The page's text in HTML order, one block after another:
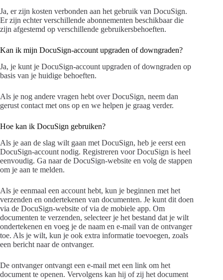
Ja, er zijn kosten verbonden aan het gebruik van DocuSign.
Er zijn echter verschillende abonnementen beschikbaar die
zijn afgestemd op verschillende gebruikersbehoeften.
Kan ik mijn DocuSign-account upgraden of downgraden?
Ja, je kunt je DocuSign-account upgraden of downgraden op
basis van je huidige behoeften.
Als je nog andere vragen hebt over DocuSign, neem dan
gerust contact met ons op en we helpen je graag verder.
Hoe kan ik DocuSign gebruiken?
Als je aan de slag wilt gaan met DocuSign, heb je eerst een
DocuSign-account nodig. Registreren voor DocuSign is heel
eenvoudig. Ga naar de DocuSign-website en volg de stappen
om je aan te melden.
Als je eenmaal een account hebt, kun je beginnen met het
verzenden en ondertekenen van documenten. Je kunt dit doen
via de DocuSign-website of via de mobiele app. Om
documenten te verzenden, selecteer je het bestand dat je wilt
ondertekenen en voeg je de naam en e-mail van de ontvanger
toe. Als je wilt, kun je ook extra informatie toevoegen, zoals
een bericht naar de ontvanger.
De ontvanger ontvangt een e-mail met een link om het
document te openen. Vervolgens kan hij of zij het document